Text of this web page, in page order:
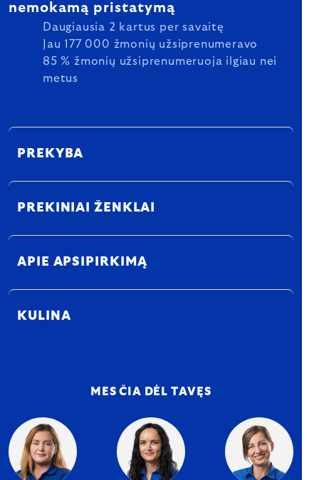
nemokamą pristatymą
Daugiausia 2 kartus per savaitę
Jau 177 000 žmonių užsiprenumeravo
85 % žmonių užsiprenumeruoja ilgiau nei
metus
PREKYBA
PREKINIAI ŽENKLAI
APIE APSIPIRKIMĄ
KULINA
MES ČIA DĖL TAVĘS